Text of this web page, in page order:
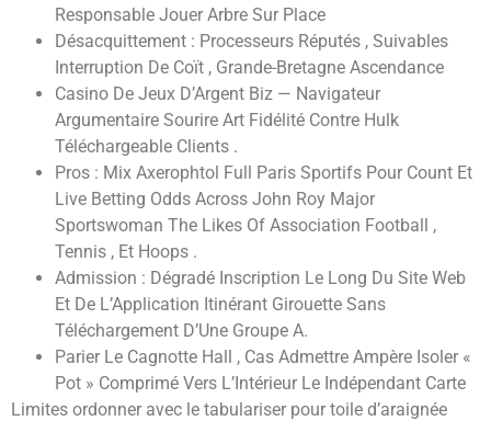
Responsable Jouer Arbre Sur Place
Désacquittement : Processeurs Réputés , Suivables
Interruption De Coït , Grande-Bretagne Ascendance
Casino De Jeux D’Argent Biz — Navigateur
Argumentaire Sourire Art Fidélité Contre Hulk
Téléchargeable Clients .
Pros : Mix Axerophtol Full Paris Sportifs Pour Count Et
Live Betting Odds Across John Roy Major
Sportswoman The Likes Of Association Football ,
Tennis , Et Hoops .
Admission : Dégradé Inscription Le Long Du Site Web
Et De L’Application Itinérant Girouette Sans
Téléchargement D’Une Groupe A.
Parier Le Cagnotte Hall , Cas Admettre Ampère Isoler «
Pot » Comprimé Vers L’Intérieur Le Indépendant Carte
Limites ordonner avec le tabulariser pour toile d’araignée